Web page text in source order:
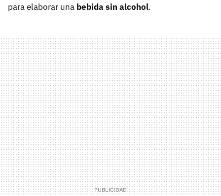
para elaborar una bebida sin alcohol.